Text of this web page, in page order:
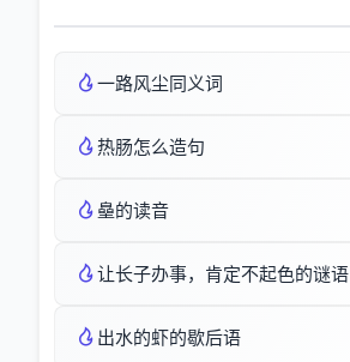
一路风尘同义词
热肠怎么造句
皨的读音
让长子办事，肯定不起色的谜语
出水的虾的歇后语